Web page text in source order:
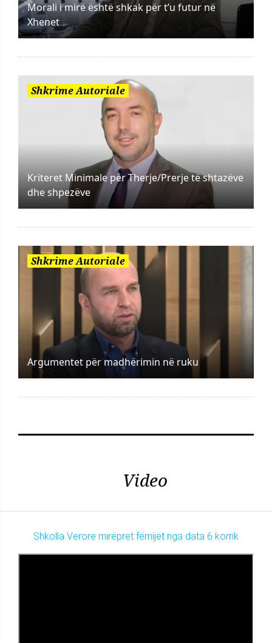
Morali i mirë është shkak për t’u futur në
Xhenet
Shkrime Autoriale
Kriteret Minimale për Therje/Prerje të shtazëve
dhe shpezëve
Shkrime Autoriale
Argumentet për madhërimin në ruku
Video
Shkolla Verore mirëpret fëmijët nga data 6 korrik